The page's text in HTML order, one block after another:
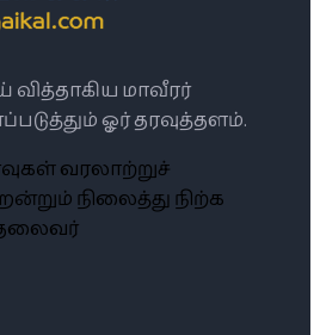
வித்தாகிய மாவீரர்
ஓர் தரவுத்தளம்.
வரலாற்றுச்
நிலைத்து நிற்க
தலைவர்